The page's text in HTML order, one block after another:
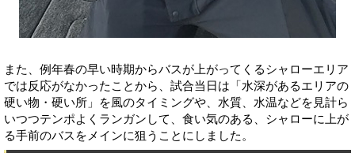
また、例年春の早い時期からバスが上がってくるシャローエリア
では反応がなかったことから、試合当日は「水深があるエリアの
硬い物・硬い所」を風のタイミングや、水質、水温などを見計ら
いつつテンポよくランガンして、食い気のある、シャローに上が
る手前のバスをメインに狙うことにしました。